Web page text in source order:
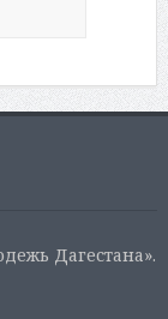
Дагестана».